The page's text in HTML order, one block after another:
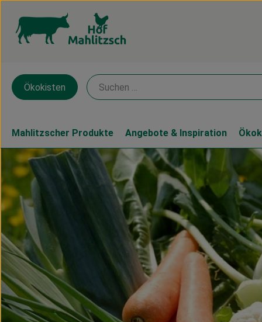
Ökokisten
Mahlitzscher Produkte Angebote & Inspiration